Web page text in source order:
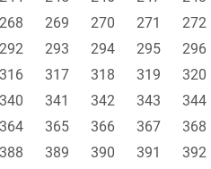
268 269 270 271 272
292 293 294 295 296
316 317 318 319 320
340 341 342 343 344
364 365 366 367 368
388 389 390 391 392